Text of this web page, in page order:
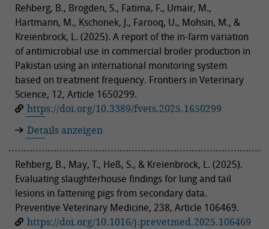
Rehberg, B., Brogden, S., Fatima, F., Umair, M.,
Hartmann, M., Kschonek, J., Farooq, U., Mohsin, M., &
Kreienbrock, L. (2025). A report of the in-farm variation
of antimicrobial use in commercial broiler production in
Pakistan using an international monitoring system
based on treatment frequency. Frontiers in Veterinary
Science, 12, Article 1650299.
https://doi.org/10.3389/fvets.2025.1650299
Details anzeigen
Rehberg, B., May, T., Heß, S., & Kreienbrock, L. (2025).
Evaluating slaughterhouse findings for lung and tail
lesions in fattening pigs from secondary data.
Preventive Veterinary Medicine, 238, Article 106469.
https://doi.org/10.1016/j.prevetmed.2025.106469